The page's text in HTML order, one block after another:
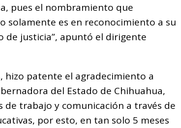
pues el nombramiento que
solamente es en reconocimiento a su
de justicia”, apuntó el dirigente
hizo patente el agradecimiento a
del Estado de Chihuahua,
de trabajo y comunicación a través de
por esto, en tan solo 5 meses